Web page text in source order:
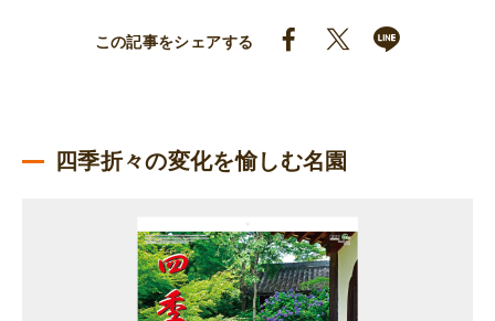
この記事をシェアする
四季折々の変化を愉しむ名園